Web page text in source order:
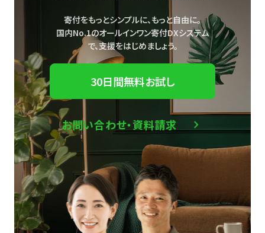
寄付をもっとシンプルに、もっと自由に。
国内No.1のオールインワン寄付DXシステム
で、支援をはじめましょう。
30日間無料お試し
お問い合わせ・資料請求